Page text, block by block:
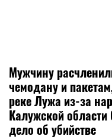
Мужчину
чемодану и
реке Лужа из-за
Калужской области
дело об убийстве